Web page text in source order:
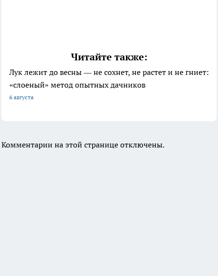
Читайте также:
Лук лежит до весны — не сохнет, не растет и не гниет:
«слоеный» метод опытных дачников
6 августа
Комментарии на этой странице отключены.